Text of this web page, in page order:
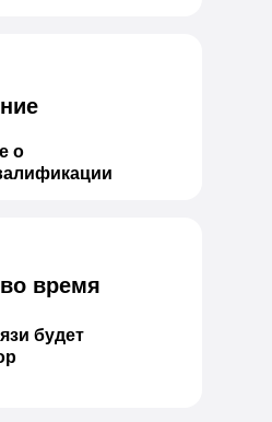
время
будет
о